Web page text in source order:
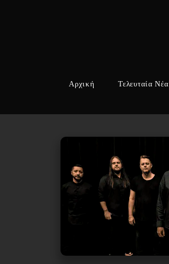
Αρχική Τελευταία Νέα